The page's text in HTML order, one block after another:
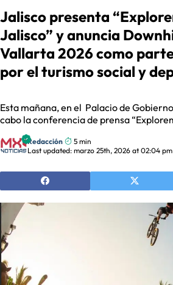
Jalisco presenta
Jalisco” y anuncia
Vallarta 2026 como
por el turismo social y
Esta mañana, en el Palacio de
cabo la conferencia de prensa
Redacción
5 min
Last updated: marzo 25th, 2026 at 02:04 pm